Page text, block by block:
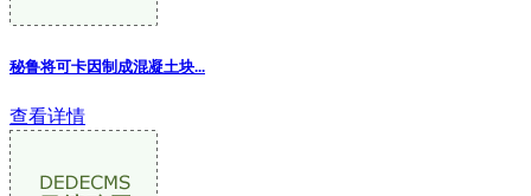
秘鲁将可卡因制成混凝土块...
查看详情